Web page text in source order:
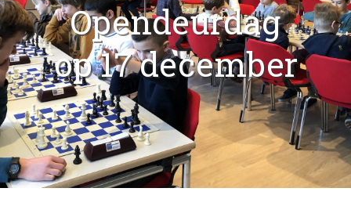
Opendeurdag
op 17 december